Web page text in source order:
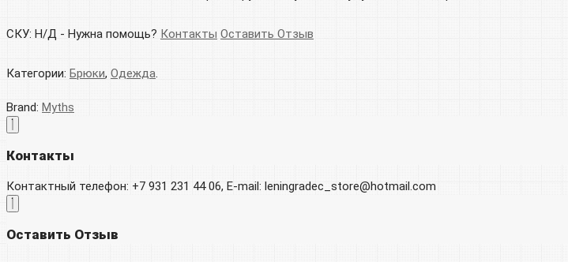
СКУ: Н/Д - Нужна помощь? Контакты Оставить Отзыв
Категории: Брюки, Одежда
Brand: Myths
Контакты
Контактный телефон: +7 931 231 44 06, E-mail: leningradec_store@hotmail.com
Оставить Отзыв